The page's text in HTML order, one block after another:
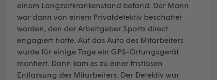
einem Langzeitkrankenstand befand. Der Mann
war dann von einem Privatdetektiv beschattet
worden, den der Arbeitgeber Sports direct
engagiert hatte. Auf das Auto des Mitarbeiters
wurde für einige Tage ein GPS-Ortungsgerät
montiert. Dann kam es zu einer fristlosen
Entlassung des Mitarbeiters. Der Detektiv war